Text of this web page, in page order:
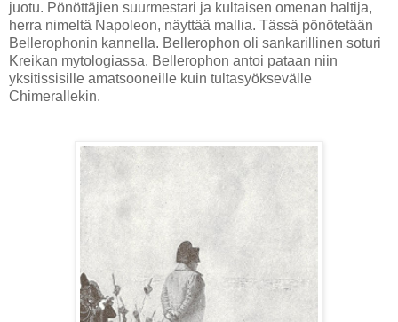
juotu. Pönöttäjien suurmestari ja kultaisen omenan haltija,
herra nimeltä Napoleon, näyttää mallia. Tässä pönötetään
Bellerophonin kannella. Bellerophon oli sankarillinen soturi
Kreikan mytologiassa. Bellerophon antoi pataan niin
yksitissisille amatsooneille kuin tultasyöksevälle
Chimerallekin.